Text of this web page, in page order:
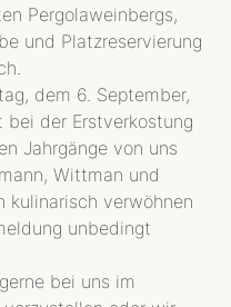
Pergolaweinbergs,
und Platzreservierung
dem 6. September,
bei der Erstverkostung
Jahrgänge von uns
Wittman und
kulinarisch verwöhnen
unbedingt
bei uns im